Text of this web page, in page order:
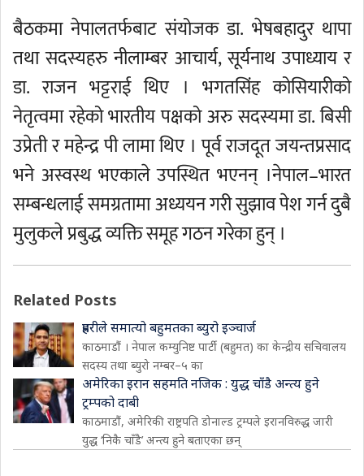
बैठकमा नेपालतर्फबाट संयोजक डा. भेषबहादुर थापा
तथा सदस्यहरु नीलाम्बर आचार्य, सूर्यनाथ उपाध्याय र
डा. राजन भट्टराई थिए । भगतसिंह कोसियारीको
नेतृत्वमा रहेको भारतीय पक्षको अरु सदस्यमा डा. बिसी
उप्रेती र महेन्द्र पी लामा थिए । पूर्व राजदूत जयन्तप्रसाद
भने अस्वस्थ भएकाले उपस्थित भएनन् ।नेपाल–भारत
सम्बन्धलाई समग्रतामा अध्ययन गरी सुझाव पेश गर्न दुबै
मुलुकले प्रबुद्ध व्यक्ति समूह गठन गरेका हुन् ।
Related Posts
प्रहरीले समात्यो बहुमतका ब्युरो इञ्चार्ज
काठमाडौं । नेपाल कम्युनिष्ट पार्टी (बहुमत) का केन्द्रीय सचिवालय
सदस्य तथा ब्युरो नम्बर–५ का
अमेरिका इरान सहमति नजिक : युद्ध चाँडै अन्त्य हुने
ट्रम्पको दाबी
काठमाडौं, अमेरिकी राष्ट्रपति डोनाल्ड ट्रम्पले इरानविरुद्ध जारी
युद्ध ‘निकै चाँडै’ अन्त्य हुने बताएका छन्